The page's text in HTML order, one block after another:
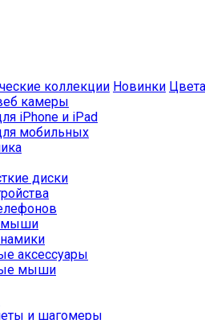
коллекции Новинки Цвета
камеры
iPhone и iPad
мобильных
диски
мыши
аксессуары
мыши
и шагомеры